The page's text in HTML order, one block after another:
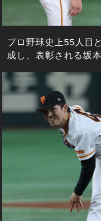
プロ野球史上55人目
成し、表彰される坂